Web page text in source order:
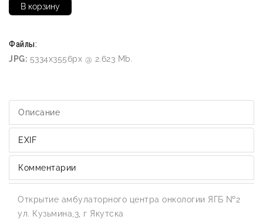
Файлы:
JPG: 5334x3556px @ 2.623 Mb.
Описание
EXIF
Комментарии
Открытие амбулаторного центра онкологии ЯГБ №2
ул. Кузьмина,3, г Якутска